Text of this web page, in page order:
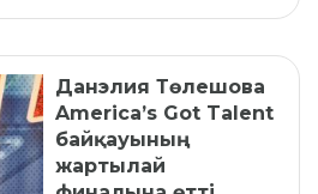
Данэлия Төлешова
America’s Got Talent
байқауының
жартылай